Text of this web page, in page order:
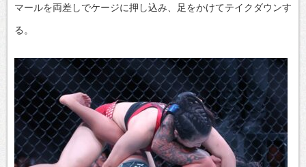
マールを両差しでケージに押し込み、足をかけてテイクダウンす
る。